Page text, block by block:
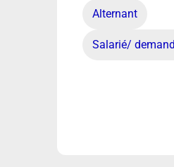
Alternant
Salarié/